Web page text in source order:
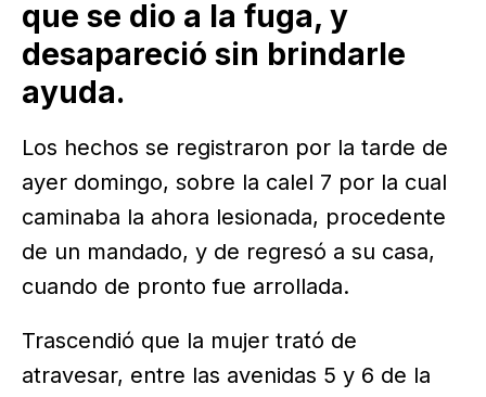
que se dio a la fuga, y
desapareció sin brindarle
ayuda.
Los hechos se registraron por la tarde de
ayer domingo, sobre la calel 7 por la cual
caminaba la ahora lesionada, procedente
de un mandado, y de regresó a su casa,
cuando de pronto fue arrollada.
Trascendió que la mujer trató de
atravesar, entre las avenidas 5 y 6 de la